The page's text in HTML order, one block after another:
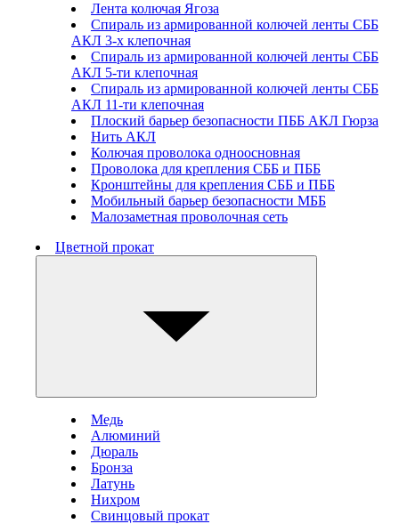
Лента колючая Ягоза
Спираль из армированной колючей ленты СББ
АКЛ 3-х клепочная
Спираль из армированной колючей ленты СББ
АКЛ 5-ти клепочная
Спираль из армированной колючей ленты СББ
АКЛ 11-ти клепочная
Плоский барьер безопасности ПББ АКЛ Гюрза
Нить АКЛ
Колючая проволока одноосновная
Проволока для крепления СББ и ПББ
Кронштейны для крепления СББ и ПББ
Мобильный барьер безопасности МББ
Малозаметная проволочная сеть
Цветной прокат
Медь
Алюминий
Дюраль
Бронза
Латунь
Нихром
Свинцовый прокат